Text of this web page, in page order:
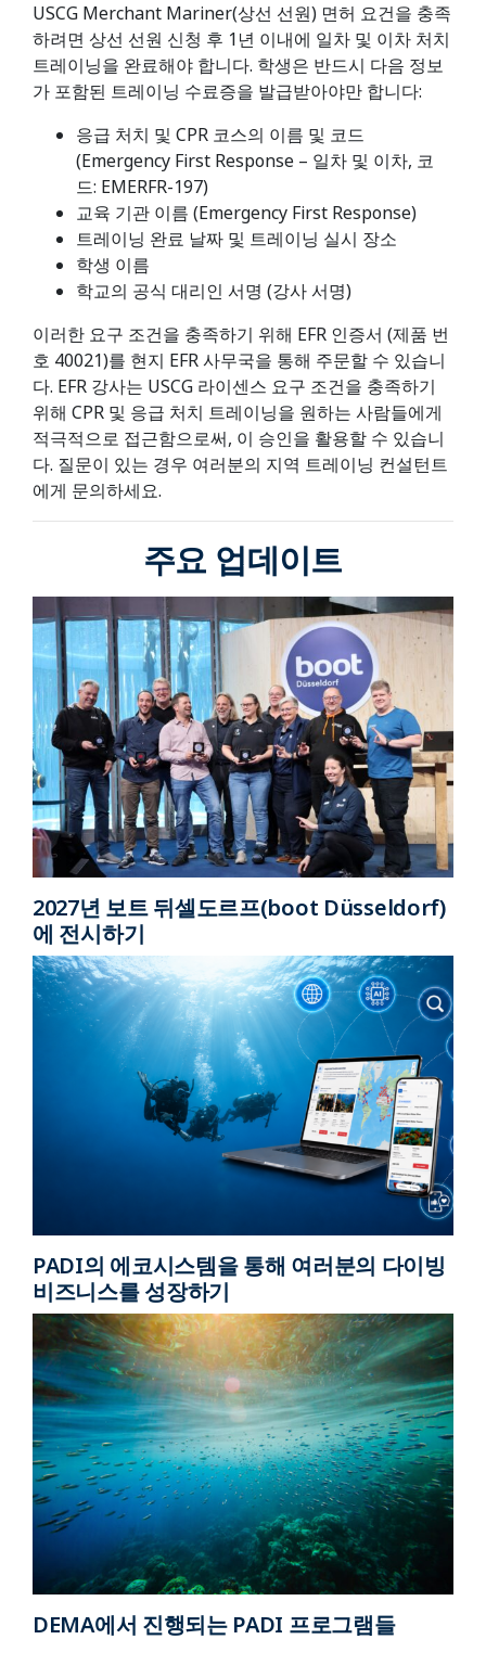
USCG Merchant Mariner(상선 선원) 면허 요건을 충족
하려면 상선 선원 신청 후 1년 이내에 일차 및 이차 처치
트레이닝을 완료해야 합니다. 학생은 반드시 다음 정보
가 포함된 트레이닝 수료증을 발급받아야만 합니다:
응급 처치 및 CPR 코스의 이름 및 코드
(Emergency First Response – 일차 및 이차, 코
드: EMERFR-197)
교육 기관 이름 (Emergency First Response)
트레이닝 완료 날짜 및 트레이닝 실시 장소
학생 이름
학교의 공식 대리인 서명 (강사 서명)
이러한 요구 조건을 충족하기 위해 EFR 인증서 (제품 번
호 40021)를 현지 EFR 사무국을 통해 주문할 수 있습니
다. EFR 강사는 USCG 라이센스 요구 조건을 충족하기
위해 CPR 및 응급 처치 트레이닝을 원하는 사람들에게
적극적으로 접근함으로써, 이 승인을 활용할 수 있습니
다. 질문이 있는 경우 여러분의 지역 트레이닝 컨설턴트
에게 문의하세요.
주요 업데이트
2027년 보트 뒤셀도르프(boot Düsseldorf)
에 전시하기
PADI의 에코시스템을 통해 여러분의 다이빙
비즈니스를 성장하기
DEMA에서 진행되는 PADI 프로그램들